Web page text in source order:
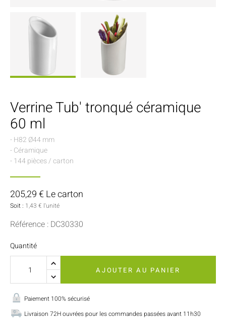
Verrine Tub' tronqué céramique
60 ml
- H82 Ø44 mm
- Céramique
- 144 pièces / carton
205,29 € Le carton
Soit : 1,43 € l'unité
Référence : DC30330
Quantité
AJOUTER AU PANIER
Paiement 100% sécurisé
Livraison 72H ouvrées pour les commandes passées avant 11h30